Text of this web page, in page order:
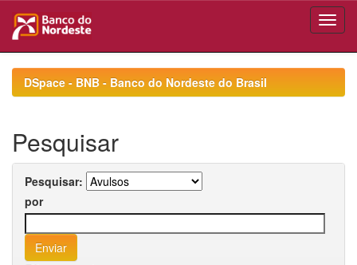
navigationDSpace - BNB - Banco do Nordeste do Brasil
Pesquisar
Pesquisar:
por